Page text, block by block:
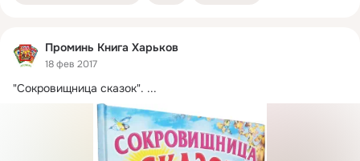
Проминь Книга Харьков
18 фев 2017
"Сокровищница сказок". ...